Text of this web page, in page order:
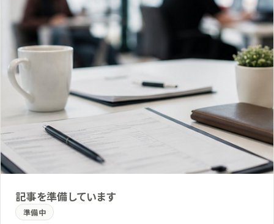
記事を準備しています
準備中